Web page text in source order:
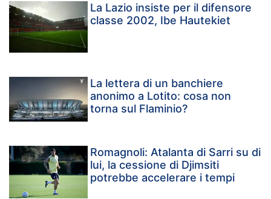
La Lazio insiste per il difensore
classe 2002, Ibe Hautekiet
La lettera di un banchiere
anonimo a Lotito: cosa non
torna sul Flaminio?
Romagnoli: Atalanta di Sarri su di
lui, la cessione di Djimsiti
potrebbe accelerare i tempi